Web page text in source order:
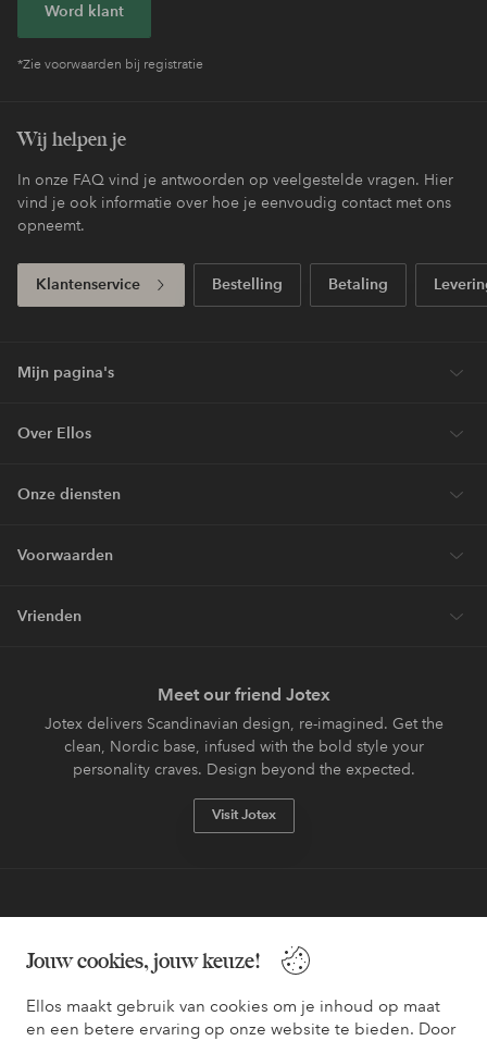
Jouw cookies, jouw keuze!
Ellos maakt gebruik van cookies om je inhoud op maat
en een betere ervaring op onze website te bieden. Door
Word klant
*Zie voorwaarden bij registratie
Wij helpen je
In onze FAQ vind je antwoorden op veelgestelde vragen. Hier
vind je ook informatie over hoe je eenvoudig contact met ons
opneemt.
Klantenservice Bestelling Betaling
Mijn pagina's
Over Ellos
Onze diensten
Voorwaarden
Vrienden
Meet our friend Jotex
Jotex delivers Scandinavian design, re-imagined. Get the
clean, Nordic base, infused with the bold style your
personality craves. Design beyond the expected.
Visit Jotex
Wil je meer weten over
onze betaalopties